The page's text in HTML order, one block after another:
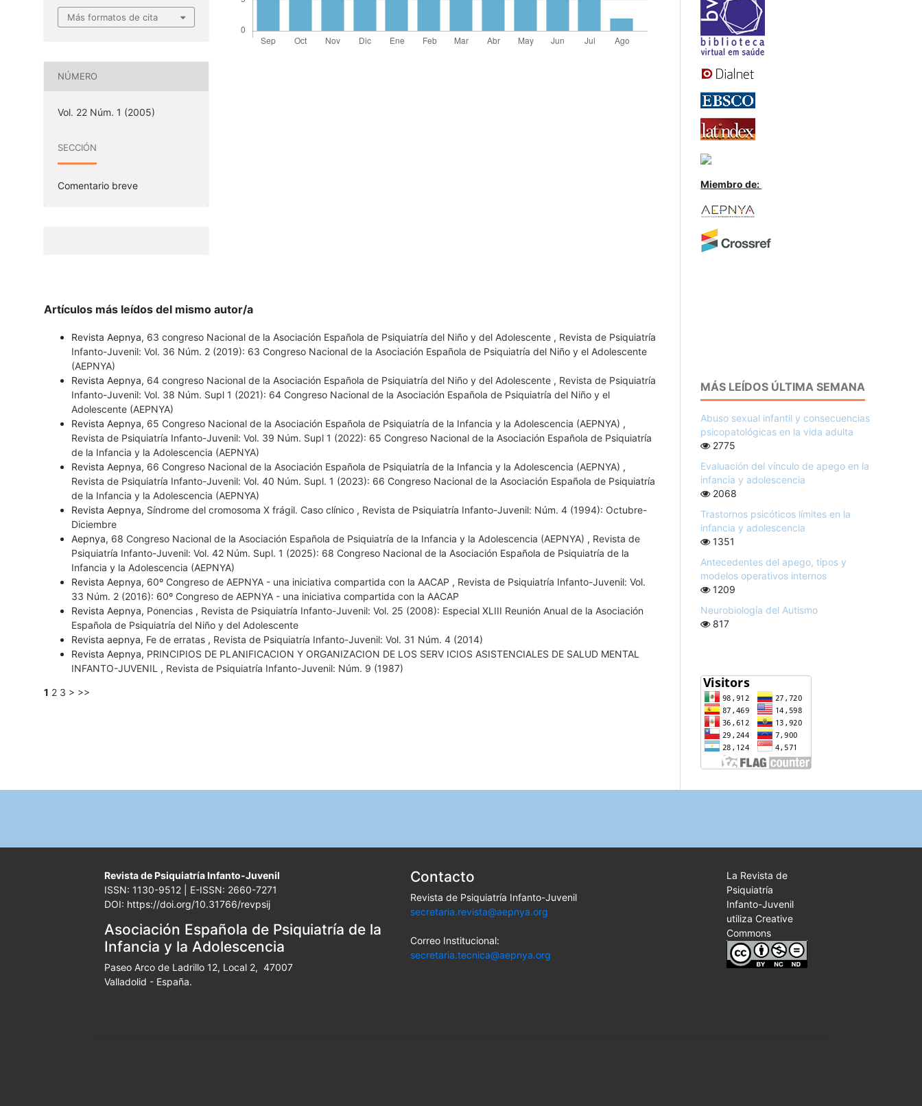
Más formatos de cita
NÚMERO
Vol. 22 Núm. 1 (2005)
SECCIÓN
Comentario breve
Artículos más leídos del mismo autor/a
Revista Aepnya, 63 congreso Nacional de la Asociación Española de Psiquiatría del Niño y del Adolescente , Revista de Psiquiatría
Infanto-Juvenil: Vol. 36 Núm. 2 (2019): 63 Congreso Nacional de la Asociación Española de Psiquiatría del Niño y el Adolescente
(AEPNYA)
Revista Aepnya, 64 congreso Nacional de la Asociación Española de Psiquiatría del Niño y del Adolescente , Revista de Psiquiatría
Infanto-Juvenil: Vol. 38 Núm. Supl 1 (2021): 64 Congreso Nacional de la Asociación Española de Psiquiatría del Niño y el
Adolescente (AEPNYA)
Revista Aepnya, 65 Congreso Nacional de la Asociación Española de Psiquiatría de la Infancia y la Adolescencia (AEPNYA) ,
Revista de Psiquiatría Infanto-Juvenil: Vol. 39 Núm. Supl 1 (2022): 65 Congreso Nacional de la Asociación Española de Psiquiatría
de la Infancia y la Adolescencia (AEPNYA)
Revista Aepnya, 66 Congreso Nacional de la Asociación Española de Psiquiatría de la Infancia y la Adolescencia (AEPNYA) ,
Revista de Psiquiatría Infanto-Juvenil: Vol. 40 Núm. Supl. 1 (2023): 66 Congreso Nacional de la Asociación Española de Psiquiatría
de la Infancia y la Adolescencia (AEPNYA)
Revista Aepnya, Síndrome del cromosoma X frágil. Caso clínico , Revista de Psiquiatría Infanto-Juvenil: Núm. 4 (1994): Octubre-
Diciembre
Aepnya, 68 Congreso Nacional de la Asociación Española de Psiquiatría de la Infancia y la Adolescencia (AEPNYA) , Revista de
Psiquiatría Infanto-Juvenil: Vol. 42 Núm. Supl. 1 (2025): 68 Congreso Nacional de la Asociación Española de Psiquiatría de la
Infancia y la Adolescencia (AEPNYA)
Revista Aepnya, 60º Congreso de AEPNYA - una iniciativa compartida con la AACAP , Revista de Psiquiatría Infanto-Juvenil: Vol.
33 Núm. 2 (2016): 60º Congreso de AEPNYA - una iniciativa compartida con la AACAP
Revista Aepnya, Ponencias , Revista de Psiquiatría Infanto-Juvenil: Vol. 25 (2008): Especial XLIII Reunión Anual de la Asociación
Española de Psiquiatría del Niño y del Adolescente
Revista aepnya, Fe de erratas , Revista de Psiquiatría Infanto-Juvenil: Vol. 31 Núm. 4 (2014)
Revista Aepnya, PRINCIPIOS DE PLANIFICACION Y ORGANIZACION DE LOS SERV ICIOS ASISTENCIALES DE SALUD MENTAL
INFANTO-JUVENIL , Revista de Psiquiatría Infanto-Juvenil: Núm. 9 (1987)
1 2 3 > >>
Miembro de:
MÁS LEÍDOS ÚLTIMA SEMANA
Abuso sexual infantil y consecuencias
psicopatológicas en la vida adulta
2775
Evaluación del vínculo de apego en la
infancia y adolescencia
2068
Trastornos psicóticos límites en la
infancia y adolescencia
1351
Antecedentes del apego, tipos y
modelos operativos internos
1209
Neurobiología del Autismo
817
Revista de Psiquiatría Infanto-Juvenil
ISSN: 1130-9512 | E-ISSN: 2660-7271
DOI: https://doi.org/10.31766/revpsij
Asociación Española de Psiquiatría de la
Infancia y la Adolescencia
Paseo Arco de Ladrillo 12, Local 2, 47007
Valladolid - España.
Contacto
Revista de Psiquiatría Infanto-Juvenil
secretaria.revista@aepnya.org
Correo Institucional:
secretaria.tecnica@aepnya.org
La Revista de
Psiquiatría
Infanto-Juvenil
utiliza Creative
Commons